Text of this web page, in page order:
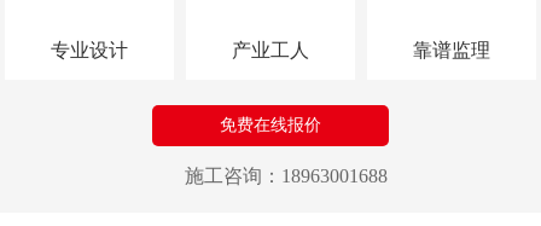
专业设计 产业工人 靠谱监理
免费在线报价
施工咨询：18963001688